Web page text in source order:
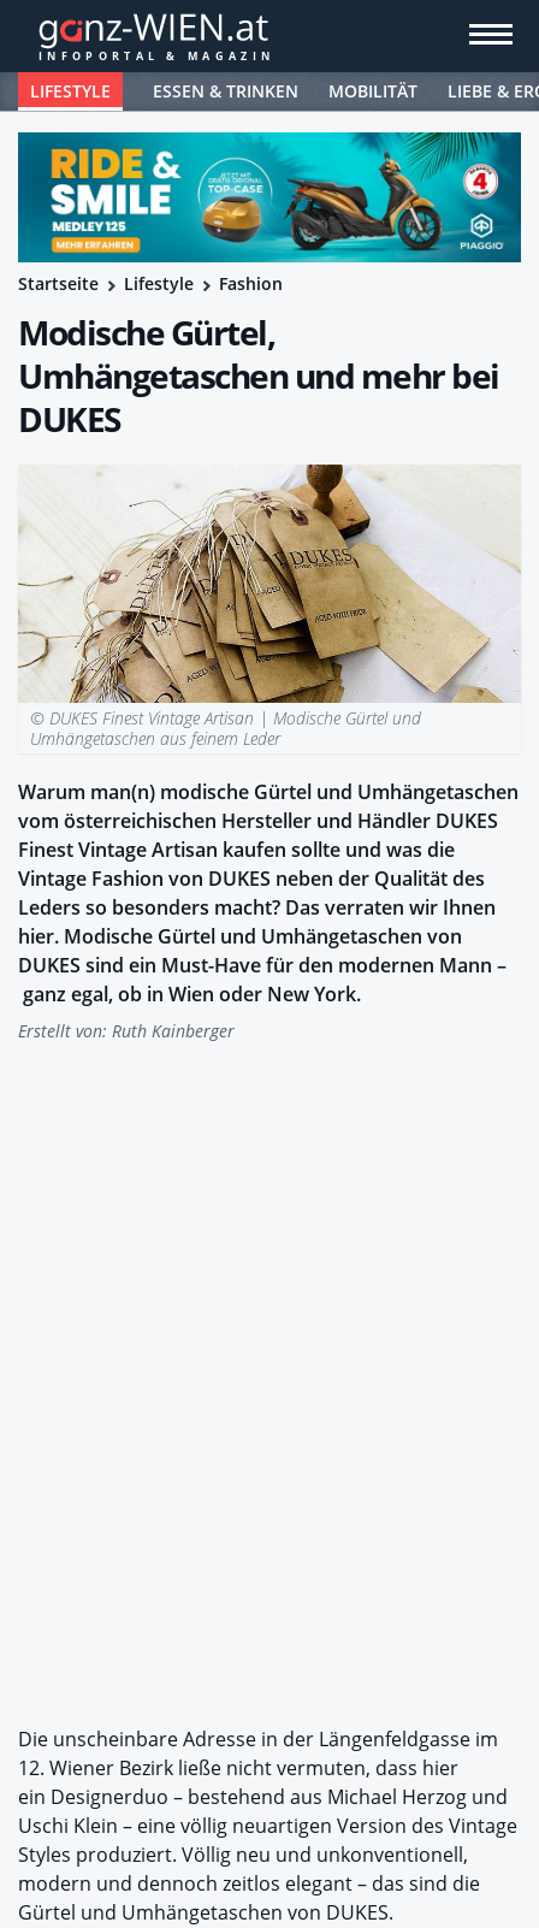
LIFESTYLE ESSEN & TRINKEN MOBILITÄT LIEBE &
Startseite Lifestyle Fashion
Modische Gürtel,
Umhängetaschen und mehr bei
DUKES
© DUKES Finest Vintage Artisan |Modische Gürtel und
Umhängetaschen aus feinem Leder
Warum man(n) modische Gürtel und Umhängetaschen
vom österreichischen Hersteller und Händler DUKES
Finest Vintage Artisan kaufen sollte und was die
Vintage Fashion von DUKES neben der Qualität des
Leders so besonders macht? Das verraten wir Ihnen
hier. Modische Gürtel und Umhängetaschen von
DUKES sind ein Must-Have für den modernen Mann –
ganz egal, ob in Wien oder New York.
Erstellt von: Ruth Kainberger
Die unscheinbare Adresse in der Längenfeldgasse im
12. Wiener Bezirk ließe nicht vermuten, dass hier
ein Designerduo – bestehend aus Michael Herzog und
Uschi Klein – eine völlig neuartigen Version des Vintage
Styles produziert. Völlig neu und unkonventionell,
modern und dennoch zeitlos elegant – das sind die
Gürtel und Umhängetaschen von DUKES.